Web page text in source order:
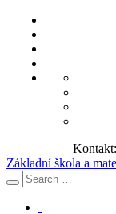
Kontakt:
Základní škola a